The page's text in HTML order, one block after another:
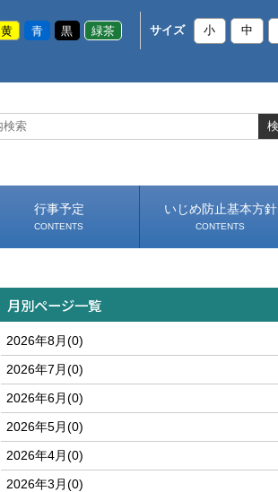
黄 青 黒 緑茶 サイズ 小 中
行事予定
CONTENTS
いじめ防止基本方針
CONTENTS
月別ページ一覧
2026年8月(0)
2026年7月(0)
2026年6月(0)
2026年5月(0)
2026年4月(0)
2026年3月(0)